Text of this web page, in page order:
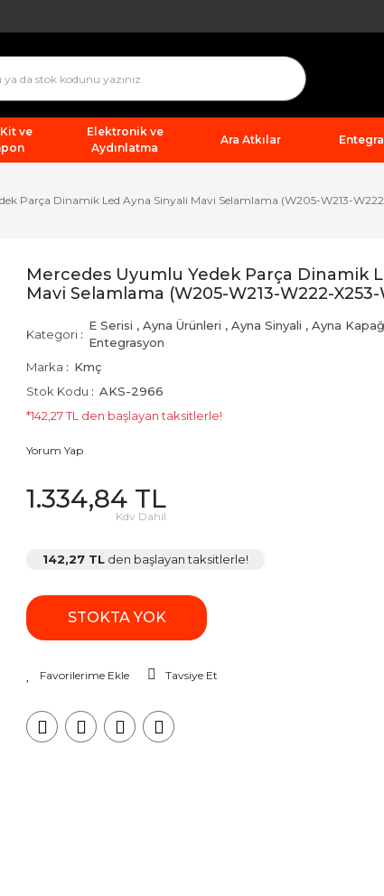
ve
Elektronik ve
Aydınlatma
Ara Atkılar
Parça Dinamik Led Ayna Sinyali Mavi Selamlama (W205-W213-
Mercedes Uyumlu Yedek Parça Dinamik
Mavi Selamlama (W205-W213-W222-
Kategori
E Serisi , Ayna Ürünleri , Ayna Sinyali , Ayna
Entegrasyon
Marka
Kmç
Stok Kodu
AKS-2966
*142,27 TL den başlayan taksitlerle!
Yorum Yap
1.334,84 TL
Kdv Dahil
142,27 TL den başlayan taksitlerle!
STOKTA YOK
Tavsiye Et